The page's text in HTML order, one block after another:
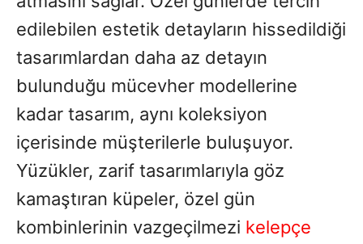
edilebilen estetik detayların hissedildiği
tasarımlardan daha az detayın
bulunduğu mücevher modellerine
kadar tasarım, aynı koleksiyon
içerisinde müşterilerle buluşuyor.
Yüzükler, zarif tasarımlarıyla göz
kamaştıran küpeler, özel gün
kombinlerinin vazgeçilmezi kelepçe